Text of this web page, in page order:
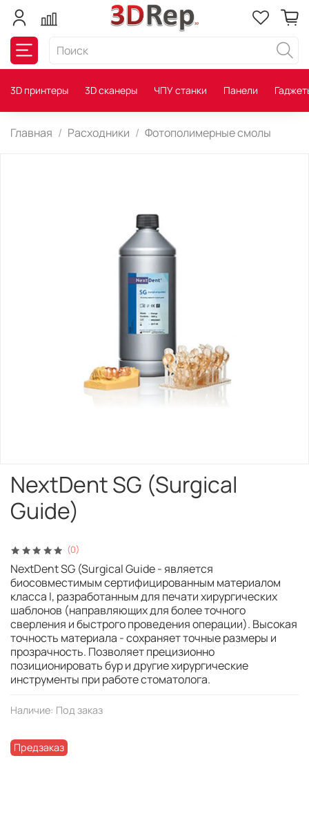
3D принтеры 3D сканеры ЧПУ станки Панели
Главная Расходники Фотополимерные смолы
(0)
Наличие: Под заказ
Предзаказ
NextDent SG (Surgical
Guide)
NextDent SG (Surgical Guide - является
биосовместимым сертифицированным материалом
класса I, разработанным для печати хирургических
шаблонов (направляющих для более точного
сверления и быстрого проведения операции). Высокая
точность материала - сохраняет точные размеры и
прозрачность. Позволяет прецизионно
позиционировать бур и другие хирургические
инструменты при работе стоматолога.